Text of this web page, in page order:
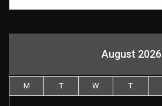
August 2026
M T W T